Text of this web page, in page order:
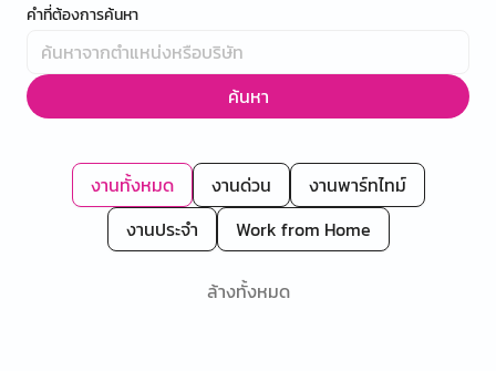
คำที่ต้องการค้นหา
ค้นหา
งานทั้งหมด งานด่วน
งานพาร์ทไทม์
งานประจำ
Work from Home
ล้างทั้งหมด